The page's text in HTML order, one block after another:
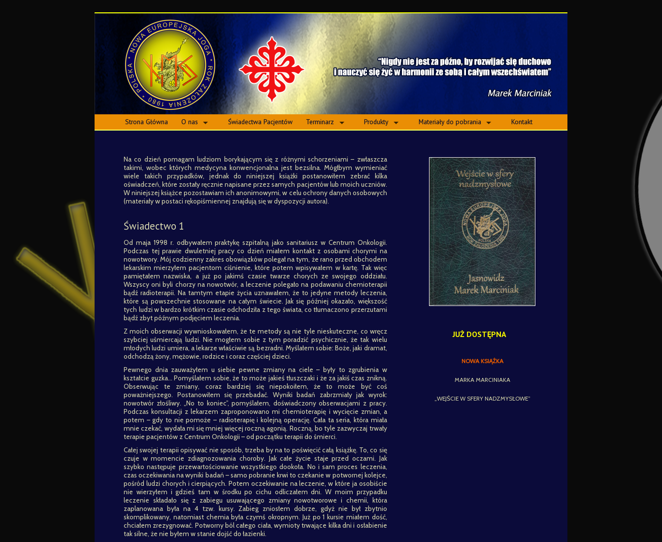
Strona Główna O nas Świadectwa Pacjentów Terminarz Produkty Materiały do pobrania Kontakt
Na co dzień pomagam ludziom borykającym się z różnymi schorzeniami – zwłaszcza
takimi, wobec których medycyna konwencjonalna jest bezsilna. Mógłbym wymieniać
wiele takich przypadków, jednak do niniejszej książki postanowiłem zebrać kilka
oświadczeń, które zostały ręcznie napisane przez samych pacjentów lub moich uczniów.
W niniejszej książce pozostawiam ich anonimowymi, w celu ochrony danych osobowych
(materiały w postaci rękopiśmiennej znajdują się w dyspozycji autora).
Świadectwo 1
Od maja 1998 r. odbywałem praktykę szpitalną jako sanitariusz w Centrum Onkologii.
Podczas tej prawie dwuletniej pracy co dzień miałem kontakt z osobami chorymi na
nowotwory. Mój codzienny zakres obowiązków polegał na tym, że rano przed obchodem
lekarskim mierzyłem pacjentom ciśnienie, które potem wpisywałem w kartę. Tak więc
pamiętałem nazwiska, a już po jakimś czasie twarze chorych ze swojego oddziału.
Wszyscy oni byli chorzy na nowotwór, a leczenie polegało na podawaniu chemioterapii
bądź radioterapii. Na tamtym etapie życia uznawałem, że to jedyne metody leczenia,
które są powszechnie stosowane na całym świecie. Jak się później okazało, większość
tych ludzi w bardzo krótkim czasie odchodziła z tego świata, co tłumaczono przerzutami
bądź zbyt późnym podjęciem leczenia.
Z moich obserwacji wywnioskowałem, że te metody są nie tyle nieskuteczne, co wręcz
szybciej uśmiercają ludzi. Nie mogłem sobie z tym poradzić psychicznie, że tak wielu
młodych ludzi umiera, a lekarze właściwie są bezradni. Myślałem sobie: Boże, jaki dramat,
odchodzą żony, mężowie, rodzice i coraz częściej dzieci.
Pewnego dnia zauważyłem u siebie pewne zmiany na ciele – były to zgrubienia w
kształcie guzka… Pomyślałem sobie, że to może jakieś tłuszczaki i że za jakiś czas znikną.
Obserwując te zmiany, coraz bardziej się niepokoiłem, że to może być coś
poważniejszego. Postanowiłem się przebadać. Wyniki badań zabrzmiały jak wyrok:
nowotwór złośliwy. „No to koniec”, pomyślałem, doświadczony obserwacjami z pracy.
Podczas konsultacji z lekarzem zaproponowano mi chemioterapię i wycięcie zmian, a
potem – gdy to nie pomoże – radioterapię i kolejną operację. Cała ta seria, która miała
mnie czekać, wydała mi się mniej więcej roczną agonią. Roczną, bo tyle zazwyczaj trwały
terapie pacjentów z Centrum Onkologii – od początku terapii do śmierci.
Całej swojej terapii opisywać nie sposób, trzeba by na to poświęcić całą książkę. To, co się
czuje w momencie zdiagnozowania choroby. Jak całe życie staje przed oczami. Jak
szybko następuje przewartościowanie wszystkiego dookoła. No i sam proces leczenia,
czas oczekiwania na wyniki badań – samo pobranie krwi to czekanie w potwornej kolejce,
pośród ludzi chorych i cierpiących. Potem oczekiwanie na leczenie, w które ja osobiście
nie wierzyłem i gdzieś tam w środku po cichu odliczałem dni. W moim przypadku
leczenie składało się z zabiegu usuwającego zmiany nowotworowe i chemii, która
zaplanowana była na 4 tzw. kursy. Zabieg zniosłem dobrze, gdyż nie był zbytnio
skomplikowany, natomiast chemia była czymś okropnym. Już po 1 kursie miałem dość,
chciałem zrezygnować. Potworny ból całego ciała, wymioty trwające kilka dni i osłabienie
tak silne, że nie byłem w stanie dojść do łazienki.
JUŻ DOSTĘPNA
NOWA KSIĄŻKA
MARKA MARCINIAKA
„WEJŚCIE W SFERY NADZMYSŁOWE”